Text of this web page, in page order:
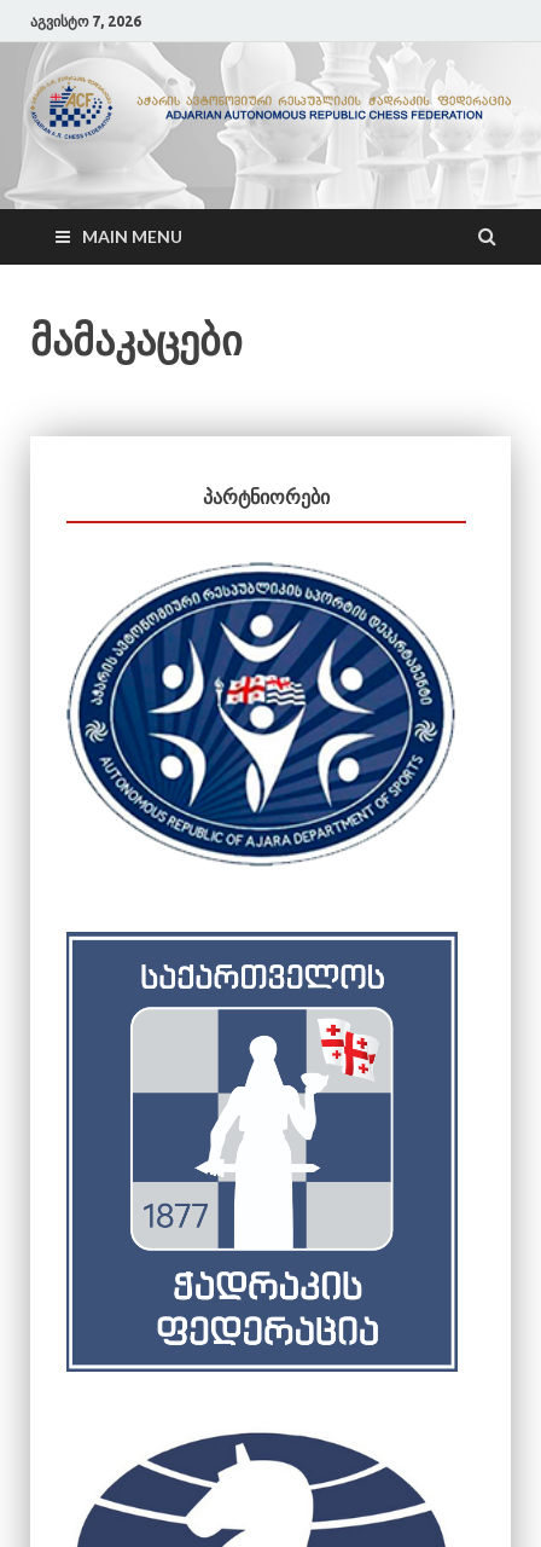
აგვისტო 7, 2026
ACF
აჭარის ჭადრაკის ფედერაცია
MAIN MENU
მამაკაცები
ᲞᲐᲠᲢᲜᲘᲝᲠᲔᲑᲘ